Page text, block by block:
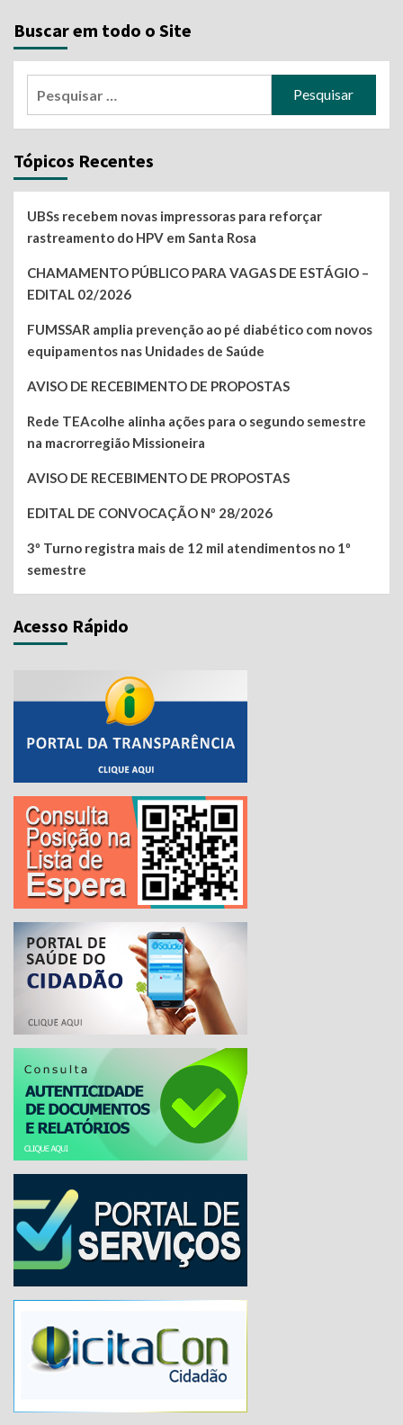
Buscar em todo o Site
Tópicos Recentes
UBSs recebem novas impressoras para reforçar
rastreamento do HPV em Santa Rosa
CHAMAMENTO PÚBLICO PARA VAGAS DE ESTÁGIO –
EDITAL 02/2026
FUMSSAR amplia prevenção ao pé diabético com novos
equipamentos nas Unidades de Saúde
AVISO DE RECEBIMENTO DE PROPOSTAS
Rede TEAcolhe alinha ações para o segundo semestre
na macrorregião Missioneira
AVISO DE RECEBIMENTO DE PROPOSTAS
EDITAL DE CONVOCAÇÃO Nº 28/2026
3º Turno registra mais de 12 mil atendimentos no 1º
semestre
Acesso Rápido